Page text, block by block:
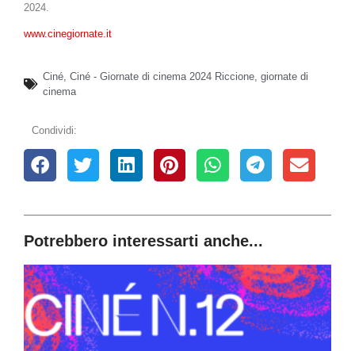
2024.
www.cinegiornate.it
Ciné Ciné - Giornate di cinema 2024 Riccione giornate di
cinema
Condividi:
Potrebbero interessarti anche...